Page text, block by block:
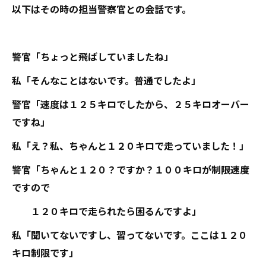
以下はその時の担当警察官との会話です。
警官「ちょっと飛ばしていましたね」
私「そんなことはないです。普通でしたよ」
警官「速度は１２５キロでしたから、２５キロオーバー
ですね」
私「え？私、ちゃんと１２０キロで走っていました！」
警官「ちゃんと１２０？ですか？１００キロが制限速度
ですので
１２０キロで走られたら困るんですよ」
私「聞いてないですし、習ってないです。ここは１２０
キロ制限です」